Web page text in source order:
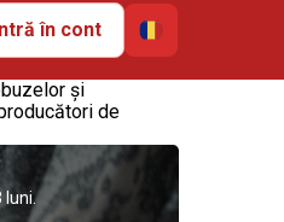
în cont
și
de
luni.